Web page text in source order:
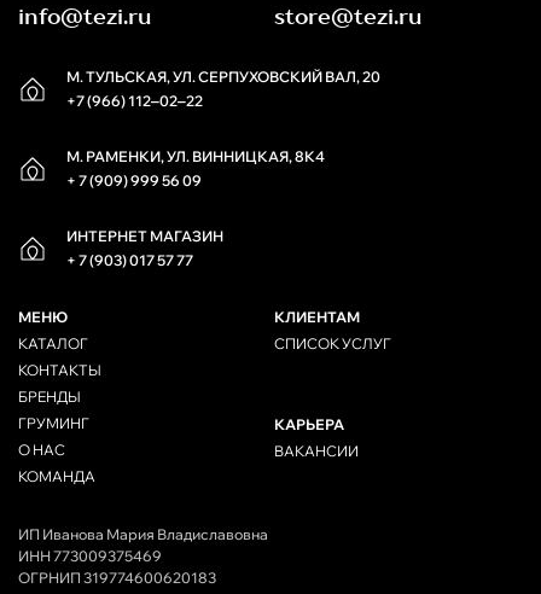
М. ТУЛЬСКАЯ, УЛ. СЕРПУХОВСКИЙ ВАЛ, 20
+7 (966) 112‒02‒22
М. РАМЕНКИ, УЛ. ВИННИЦКАЯ, 8К4
+ 7 (909) 999 56 09
ИНТЕРНЕТ МАГАЗИН
+ 7 (903) 017 57 77
info@tezi.ru store@tezi.ru
МЕНЮ
КАТАЛОГ
КОНТАКТЫ
БРЕНДЫ
ГРУМИНГ
О НАС
КОМАНДА
КЛИЕНТАМ
СПИСОК УСЛУГ
КАРЬЕРА
ВАКАНСИИ
ИП Иванова Мария Владиславовна
ИНН 773009375469
ОГРНИП 319774600620183